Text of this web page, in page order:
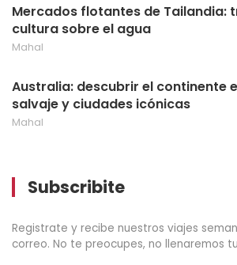
Mercados flotantes de Tailandia:
cultura sobre el agua
Mahal
Australia: descubrir el continente
salvaje y ciudades icónicas
Mahal
Subscribite
Registrate y recibe nuestros viajes
correo. No te preocupes, no llenaremos